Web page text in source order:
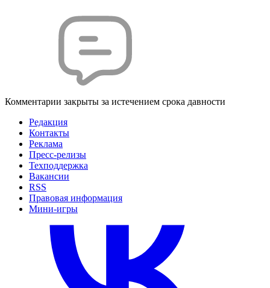
Комментарии закрыты за истечением срока давности
Редакция
Контакты
Реклама
Пресс-релизы
Техподдержка
Вакансии
RSS
Правовая информация
Мини-игры